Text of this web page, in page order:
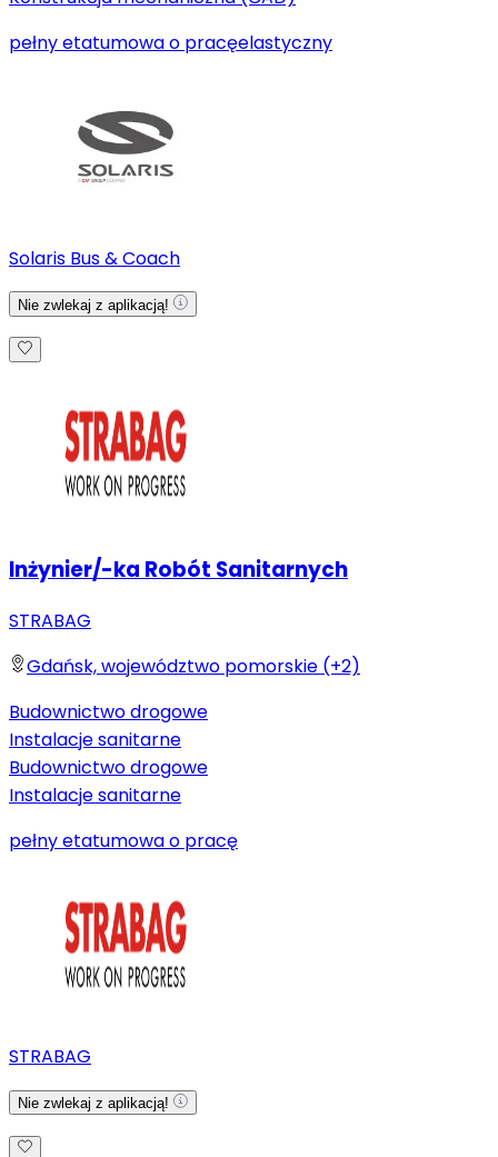
pełny etatumowa o pracęelastyczny
Solaris Bus & Coach
Nie zwlekaj z aplikacją!
Inżynier/-ka Robót Sanitarnych
STRABAG
Gdańsk, województwo pomorskie (+2)
Budownictwo drogowe
Instalacje sanitarne
Budownictwo drogowe
Instalacje sanitarne
pełny etatumowa o pracę
STRABAG
Nie zwlekaj z aplikacją!